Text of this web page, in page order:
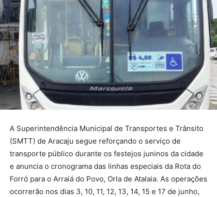
A Superintendência Municipal de Transportes e Trânsito
(SMTT) de Aracaju segue reforçando o serviço de
transporte público durante os festejos juninos da cidade
e anuncia o cronograma das linhas especiais da Rota do
Forró para o Arraiá do Povo, Orla de Atalaia. As operações
ocorrerão nos dias 3, 10, 11, 12, 13, 14, 15 e 17 de junho,